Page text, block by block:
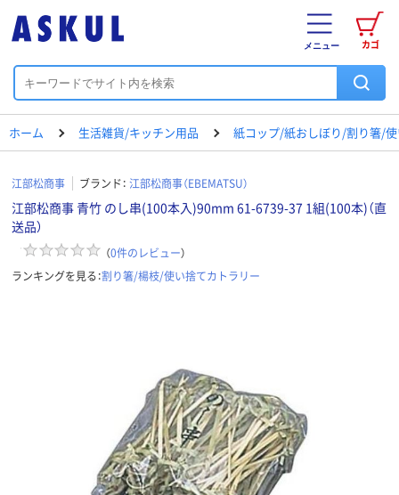
カゴ
メニュー
ホーム 生活雑貨/キッチン用品 紙コップ/紙おしぼり/割り箸/
江部松商事 ブランド： 江部松商事（EBEMATSU）
江部松商事 青竹 のし串(100本入)90mm 61-6739-37 1組(100本)（直
送品）
（0件のレビュー）
ランキングを見る：割り箸/楊枝/使い捨てカトラリー